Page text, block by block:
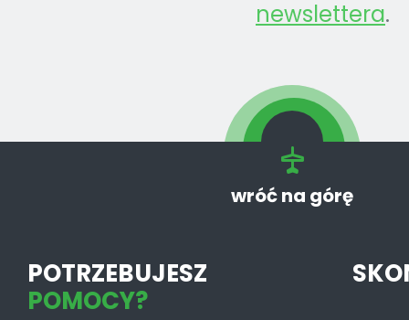
newslettera.
wróć na górę
POTRZEBUJESZ
POMOCY?